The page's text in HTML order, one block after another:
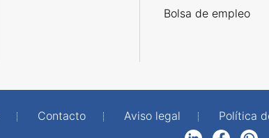
Bolsa de empleo
Contacto Aviso legal Política